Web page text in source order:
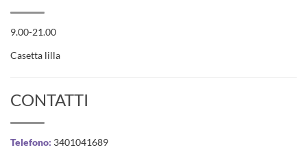
9.00-21.00
Casetta lilla
CONTATTI
Telefono: 3401041689